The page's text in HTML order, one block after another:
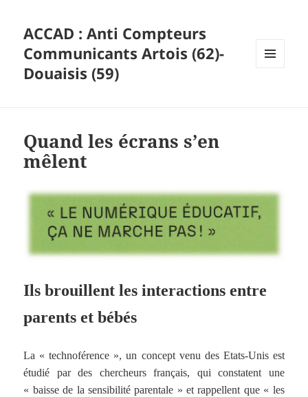
ACCAD : Anti Compteurs
Communicants Artois (62)-
Douaisis (59)
Quand les écrans s’en
mêlent
Ils brouillent les interactions entre
parents et bébés
La « technoférence », un concept venu des Etats-Unis est
étudié par des chercheurs français, qui constatent une
« baisse de la sensibilité parentale » et rappellent que « les